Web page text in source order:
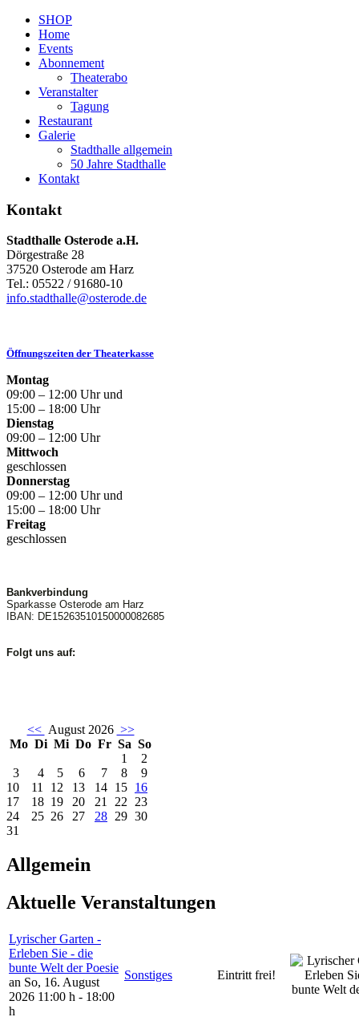
SHOP
Home
Events
Abonnement
Theaterabo
Veranstalter
Tagung
Restaurant
Galerie
Stadthalle allgemein
50 Jahre Stadthalle
Kontakt
Kontakt
Stadthalle Osterode a.H.
Dörgestraße 28
37520 Osterode am Harz
Tel.: 05522 / 91680-10
info.stadthalle@osterode.de
Öffnungszeiten der Theaterkasse
Montag
09:00 – 12:00 Uhr und
15:00 – 18:00 Uhr
Dienstag
09:00 – 12:00 Uhr
Mittwoch
geschlossen
Donnerstag
09:00 – 12:00 Uhr und
15:00 – 18:00 Uhr
Freitag
geschlossen
Bankverbindung
Sparkasse Osterode am Harz
IBAN: DE15263510150000082685
Folgt uns auf:
<< August 2026 >>
Mo Di Mi Do Fr Sa So
1
2
3
4 5 6 7 8
9
10
11 12 13 14 15 16
17
18 19 20 21 22 23
24
25 26 27 28 29 30
31
Allgemein
Aktuelle Veranstaltungen
Lyrischer Garten -
Erleben Sie - die
bunte Welt der Poesie
an So, 16. August
2026 11:00 h - 18:00
h
Sonstiges Eintritt frei!